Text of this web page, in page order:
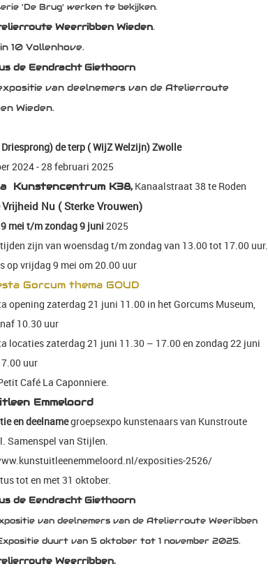
'De Brug' werken te bekijken.
Weerribben Wieden.
10 Vollenhove.
de Eendracht Giethoorn
van deelnemers van de Atelierroute
Wieden.
de terp ( WijZ Welzijn) Zwolle
2024 - 28 februari 2025
Kunstencentrum K38,Kanaalstraat 38 te Roden
Vrijheid Nu ( Sterke Vrouwen)
mei t/m zondag 9 juni 2025
zijn van woensdag t/m zondag van 13.00 tot 17.00 uur.
op vrijdag 9 mei om 20.00 uur
Gorcum thema GOUD
opening zaterdag 21 juni 11.00 in het Gorcums Museum,
10.30 uur
locaties zaterdag 21 juni 11.30 – 17.00 en zondag 22 juni
uur
Café La Caponniere.
Emmeloord
en deelnamegroepsexpo kunstenaars van Kunstroute
Samenspel van Stijlen.
exposities-2526/
tot en met 31 oktober.
de Eendracht Giethoorn
van deelnemers van de Atelierroute Weeribben
duurt van 5 oktober tot 1 november 2025.
Weerribben.